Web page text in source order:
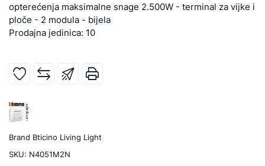
opterećenja maksimalne snage 2.500W - terminal za vijke i
ploče - 2 modula - bijela
Prodajna jedinica: 10
Brand Bticino Living Light
SKU: N4051M2N